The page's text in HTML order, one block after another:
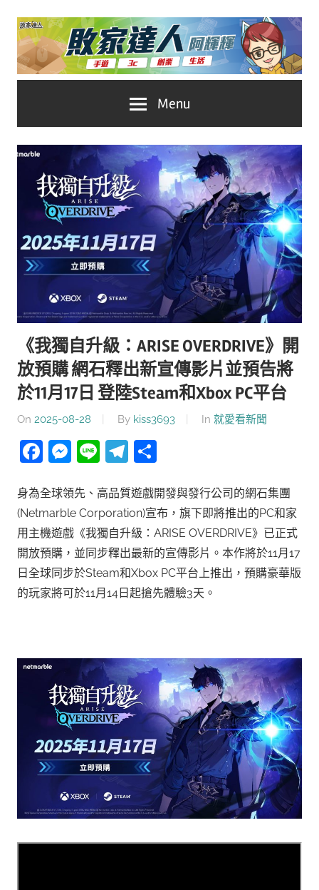
Skip
content
家
達
人
推
薦
No.1
遊
媒
體。
Menu
《我獨自升級：ARISE OVERDRIVE》開
放預購 網石釋出新宣傳影片並預告將
於11月17日 登陸Steam和Xbox PC平台
On 2025-08-28 By kiss3693 In 就愛看新聞
Facebook
Messenger
LineTelegram
身為全球領先、高品質遊戲開發與發行公司的網石集團
(Netmarble Corporation)宣布，旗下即將推出的PC和家
用主機遊戲《我獨自升級：ARISE OVERDRIVE》已正式
開放預購，並同步釋出最新的宣傳影片。本作將於11月17
日全球同步於Steam和Xbox PC平台上推出，預購豪華版
的玩家將可於11月14日起搶先體驗3天。